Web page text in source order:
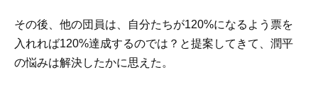
その後、他の団員は、自分たちが120%になるよう票を
入れれば120%達成するのでは？と提案してきて、潤平
の悩みは解決したかに思えた。